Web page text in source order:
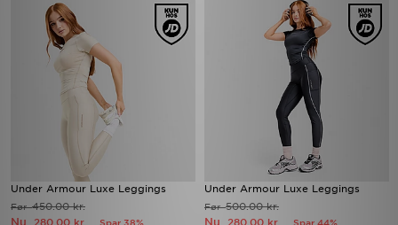
Under Armour Luxe Leggings
Før450.00 kr.
Nu 280.00 kr. Spar 38%
Under Armour Luxe Leggings
Før500.00 kr.
Nu 280.00 kr. Spar 44%